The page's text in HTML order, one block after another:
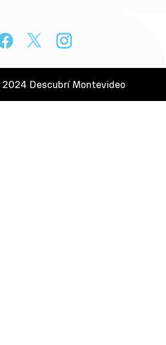
Descubrí Montevideo